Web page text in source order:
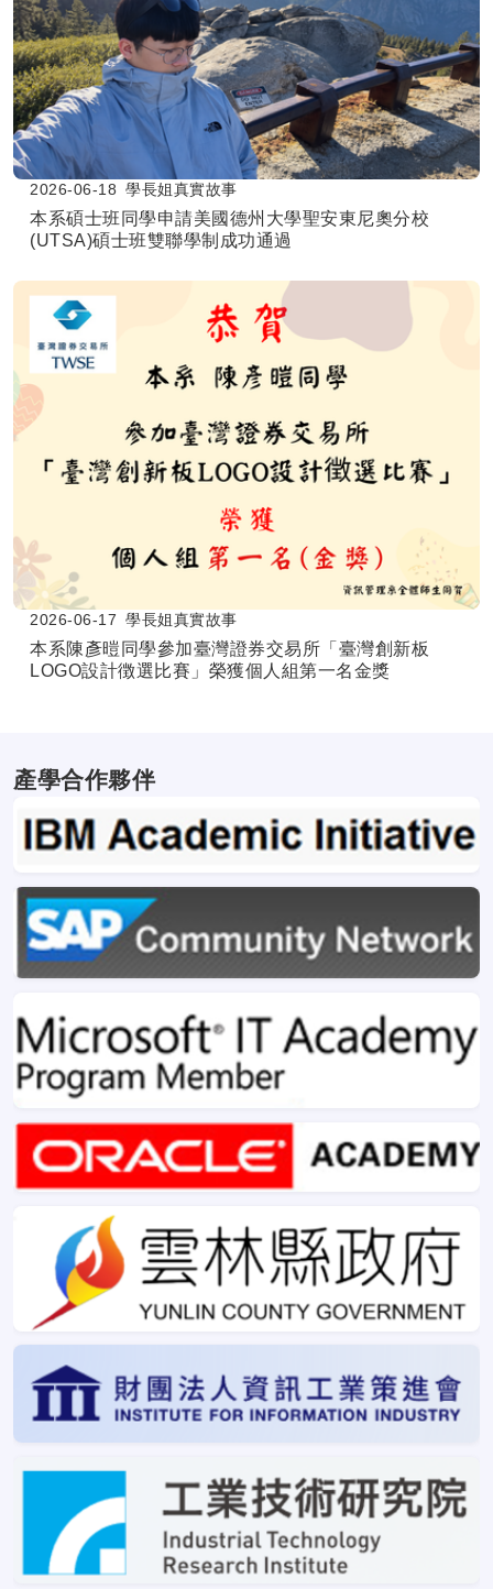
2026-06-18 學長姐真實故事
本系碩士班同學申請美國德州大學聖安東尼奧分校
(UTSA)碩士班雙聯學制成功通過
2026-06-17 學長姐真實故事
本系陳彥暟同學參加臺灣證券交易所「臺灣創新板
LOGO設計徴選比賽」榮獲個人組第一名金獎
產學合作夥伴